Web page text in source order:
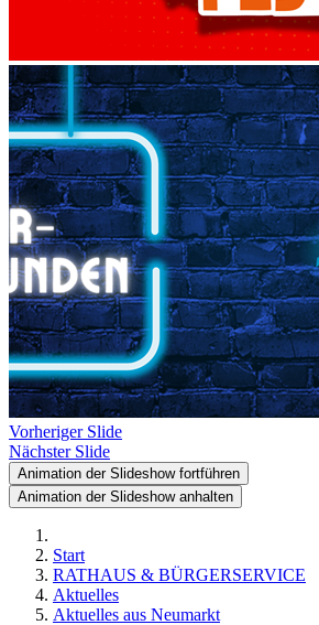
Vorheriger Slide
Nächster Slide
Animation der Slideshow fortführen
Animation der Slideshow anhalten
Start
RATHAUS & BÜRGERSERVICE
Aktuelles
Aktuelles aus Neumarkt